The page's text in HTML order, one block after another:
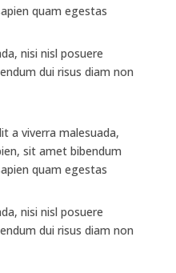
quam egestas
nisi nisl posuere
dui risus diam non
a viverra malesuada,
sit amet bibendum
quam egestas
nisi nisl posuere
dui risus diam non